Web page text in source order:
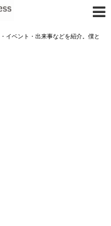
イベント・出来事などを紹介。僕と